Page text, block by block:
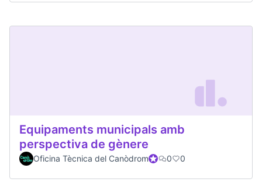
Equipaments municipals amb
perspectiva de gènere
Oficina Tècnica del CanòdromOfficial participant
0 0